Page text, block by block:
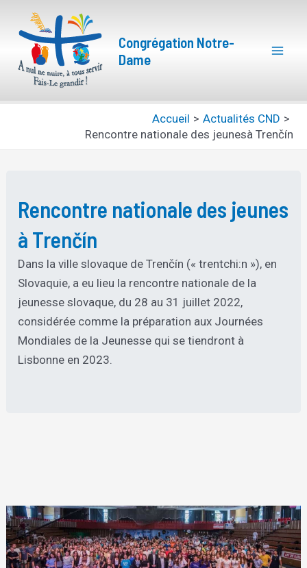
contenu
Congrégation Notre-
Dame
Accueil
Actualités CND
Rencontre nationale des jeunesà Trenčín
Rencontre nationale des jeunes
à Trenčín
Dans la ville slovaque de Trenčín (« trentchi:n »), en
Slovaquie, a eu lieu la rencontre nationale de la
jeunesse slovaque, du 28 au 31 juillet 2022,
considérée comme la préparation aux Journées
Mondiales de la Jeunesse qui se tiendront à
Lisbonne en 2023.